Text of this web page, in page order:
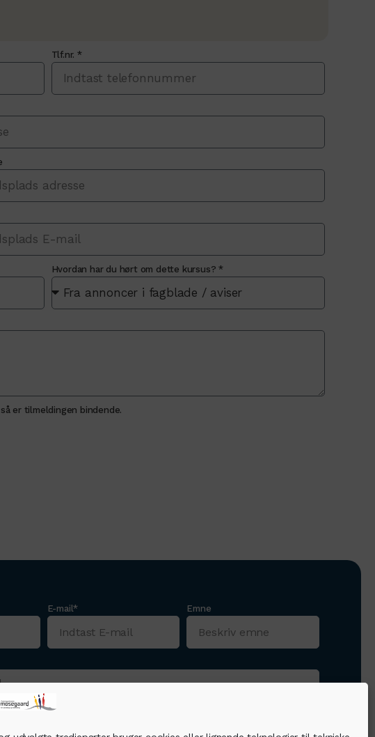
Tlf.nr. *
Hvordan har du hørt om dette kursus? *
er tilmeldingen bindende.
E-mail* Emne